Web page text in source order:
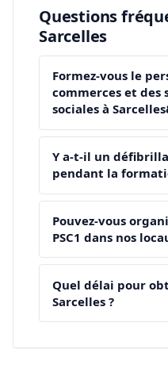
Questions
Sarcelles
Formez-vous le
commerces et
sociales à
Y a-t-il un
pendant la
Pouvez-vous
PSC1 dans nos
Quel délai pour
Sarcelles ?